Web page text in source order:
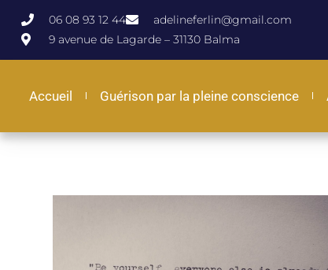
06 08 93 12 44
adelineferlin@gmail.com
9 avenue de Lagarde – 31130 Balma
Accueil Guérison par la pleine conscience